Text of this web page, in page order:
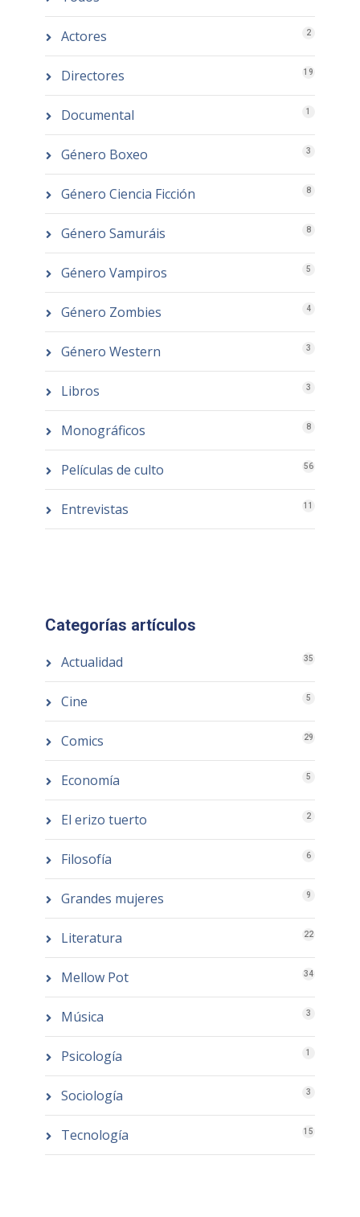
Actores 2
Directores 19
Documental 1
Género Boxeo 3
Género Ciencia Ficción 8
Género Samuráis 8
Género Vampiros 5
Género Zombies 4
Género Western 3
Libros 3
Monográficos 8
Películas de culto 56
Entrevistas 11
Categorías artículos
Actualidad 35
Cine 5
Comics 29
Economía 5
El erizo tuerto 2
Filosofía 6
Grandes mujeres 9
Literatura 22
Mellow Pot 34
Música 3
Psicología 1
Sociología 3
Tecnología 15